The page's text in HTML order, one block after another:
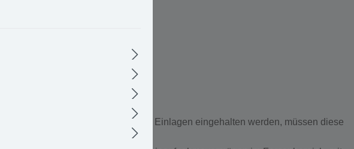
die BG-Vorgaben für Schuhe mit Einlagen eingehalten werden, müssen diese